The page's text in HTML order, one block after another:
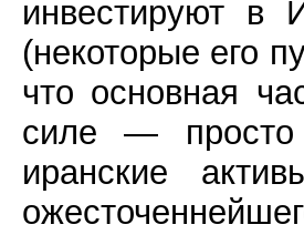
инвестируют в
(некоторые его
что основная
силе — просто
иранские